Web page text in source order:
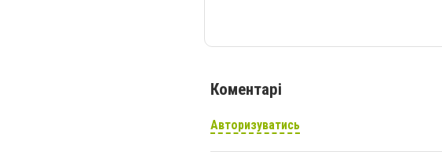
Коментарі
Авторизуватись